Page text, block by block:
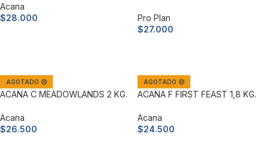
Acana
$28.000
Pro Plan
$27.000
AGOTADO 😔
ACANA C MEADOWLANDS 2 KG.
Acana
$26.500
AGOTADO 😔
ACANA F FIRST FEAST 1,8 KG.
Acana
$24.500